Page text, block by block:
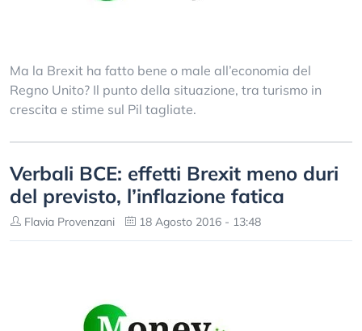
Ma la Brexit ha fatto bene o male all’economia del
Regno Unito? Il punto della situazione, tra turismo in
crescita e stime sul Pil tagliate.
Verbali BCE: effetti Brexit meno duri
del previsto, l’inflazione fatica
Flavia Provenzani 18 Agosto 2016 - 13:48